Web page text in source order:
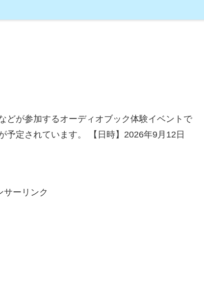
どが参加するオーディオブック体験イベントで
定されています。 【日時】2026年9月12日
サーリンク